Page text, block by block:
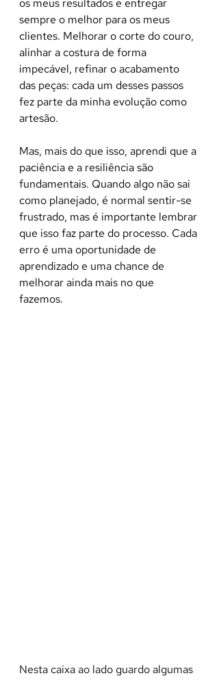
os meus resultados e entregar
sempre o melhor para os meus
clientes. Melhorar o corte do couro,
alinhar a costura de forma
impecável, refinar o acabamento
das peças: cada um desses passos
fez parte da minha evolução como
artesão.
Mas, mais do que isso, aprendi que a
paciência e a resiliência são
fundamentais. Quando algo não sai
como planejado, é normal sentir-se
frustrado, mas é importante lembrar
que isso faz parte do processo. Cada
erro é uma oportunidade de
aprendizado e uma chance de
melhorar ainda mais no que
fazemos.
Nesta caixa ao lado guardo algumas